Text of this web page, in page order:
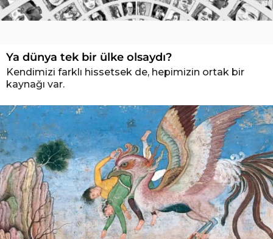
Ya dünya tek bir ülke olsaydı?
Kendimizi farklı hissetsek de, hepimizin ortak bir
kaynağı var.